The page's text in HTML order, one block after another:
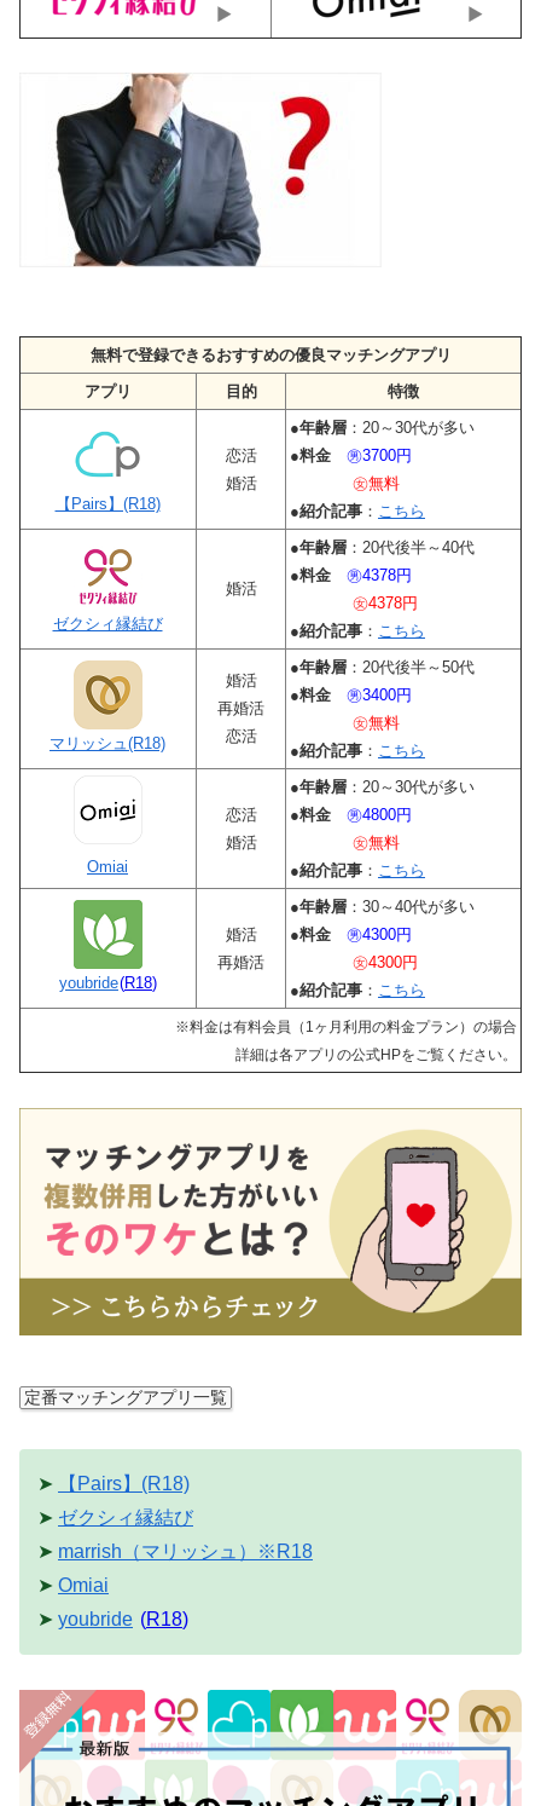
無料で登録できるおすすめの優良マッチングアプリ
アプリ
目的 特徴
【Pairs】(R18)
恋活
婚活
●年齢層 ：20～30代が多い
●料金
㊚3700円
㊛無料
●紹介記事 ： こちら
ゼクシィ縁結び
婚活
●年齢層 ：20代後半～40代
●料金
㊚4378円
㊛4378円
●紹介記事 ： こちら
マリッシュ(R18)
婚活
再婚活
恋活
●年齢層 ：20代後半～50代
●料金
㊚3400円
㊛無料
●紹介記事 ： こちら
Omiai
恋活
婚活
●年齢層 ：20～30代が多い
●料金
㊚4800円
㊛無料
●紹介記事 ： こちら
youbride(R18)
婚活
再婚活
●年齢層 ：30～40代が多い
●料金
㊚4300円
㊛4300円
●紹介記事 ： こちら
※料金は有料会員（1ヶ月利用の料金プラン）の場合
詳細は各アプリの公式HPをご覧ください。
定番マッチングアプリ一覧
➤
【Pairs】(R18)
➤ ゼクシィ縁結び
➤ marrish（マリッシュ）※R18
➤ Omiai
➤ youbride (R18)